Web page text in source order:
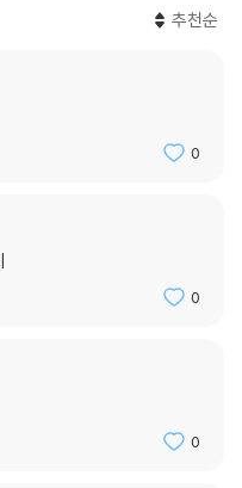
추천순
0
0
0